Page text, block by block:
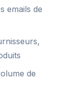
emails de
de